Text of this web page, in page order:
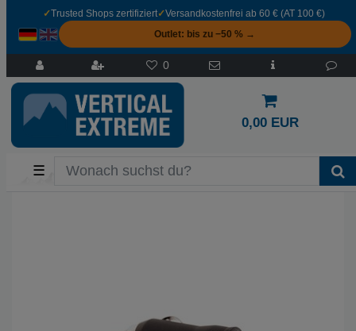
✓Trusted Shops zertifiziert✓Versandkostenfrei ab 60 € (AT 100 €)
Outlet: bis zu −50 % →
0
0,00 EUR
☰